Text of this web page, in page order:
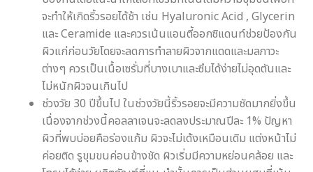
จะทำให้เกิดริ้วรอยได้ช้า เช่น Hyaluronic Acid , Glycerin
และ Ceramide และควรเน้นแอนตี้ออกซิแดนท์ช่วยป้องกัน
ผิวแก่ก่อนวัยโดยจะลดการทำลายผิวจากแดดและมลภาวะ
ต่างๆ ควรเป็นเนื้อเซรั่มที่บางเบาและซึมได้ง่ายไม่อุดตันและ
ไม่หนักผิวจนเกินไป
ช่วงวัย 30 ปีขึ้นไป ในช่วงวัยนี้ริ้วรอยจะมีความชัดมากยิ่งขึ้น
เนื่องจากช่วงนี้คอลลาเจนจะลดลงประมาณปีละ 1% ปัญหา
ผิวที่พบบ่อยคือร่องแก้ม ผิวจะไม่เด้งเหมือนเดิม แต่งหน้าไม่
ค่อยติด รูขุมขนค่อนข้างชัด ผิวเริ่มมีความหย่อนคล้อย และ